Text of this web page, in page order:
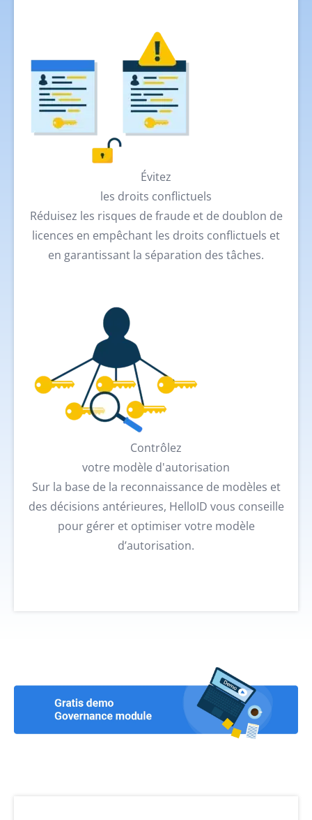
Évitez
les droits conflictuels
Réduisez les risques de fraude et de doublon de
licences en empêchant les droits conflictuels et
en garantissant la séparation des tâches.
Contrôlez
votre modèle d'autorisation
Sur la base de la reconnaissance de modèles et
des décisions antérieures, HelloID vous conseille
pour gérer et optimiser votre modèle
d’autorisation.